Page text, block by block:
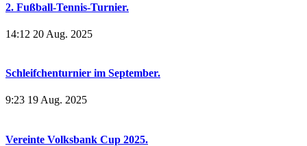
2. Fußball-Tennis-Turnier.
14:12 20 Aug. 2025
Schleifchenturnier im September.
9:23 19 Aug. 2025
Vereinte Volksbank Cup 2025.